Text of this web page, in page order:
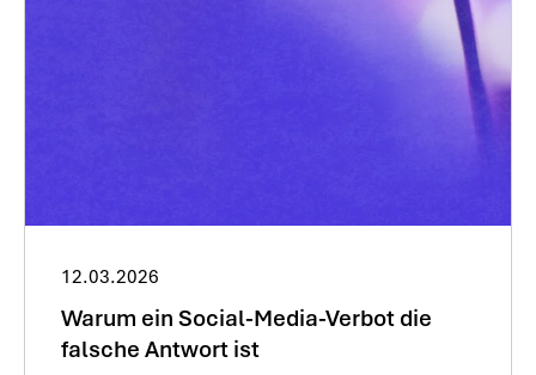
12.03.2026
Warum ein Social-Media-Verbot die
falsche Antwort ist